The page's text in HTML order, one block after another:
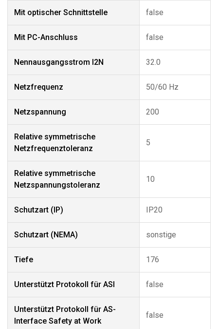
Mit optischer Schnittstelle false
Mit PC-Anschluss false
Nennausgangsstrom I2N 32.0
Netzfrequenz 50/60 Hz
Netzspannung 200
Relative symmetrische
Netzfrequenztoleranz
5
Relative symmetrische
Netzspannungstoleranz
10
Schutzart (IP) IP20
Schutzart (NEMA) sonstige
Tiefe 176
Unterstützt Protokoll für ASI false
Unterstützt Protokoll für AS-
Interface Safety at Work
false